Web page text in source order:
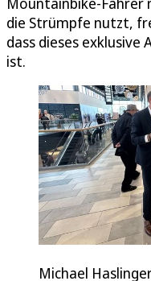
die Strümpfe nutzt,
dass dieses exklusive
ist.
Michael